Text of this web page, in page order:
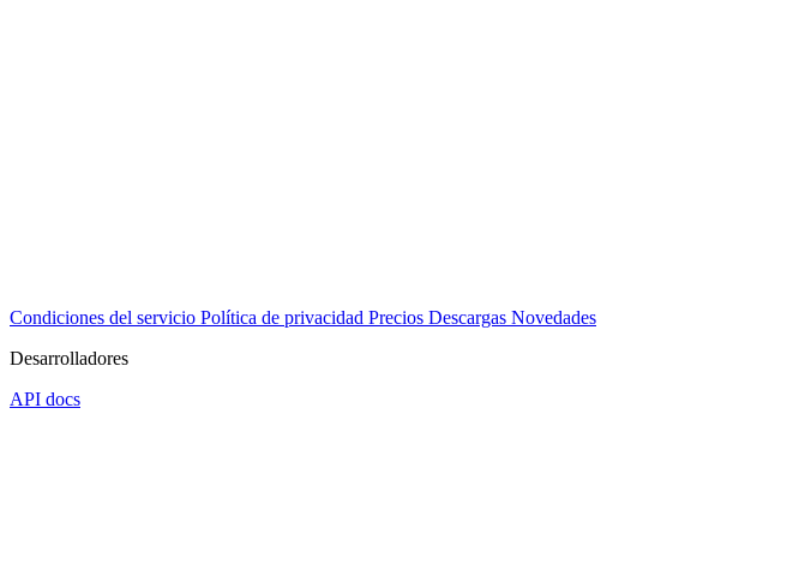
Condiciones del servicio Política de privacidad Precios Descargas Novedades
Desarrolladores
API docs